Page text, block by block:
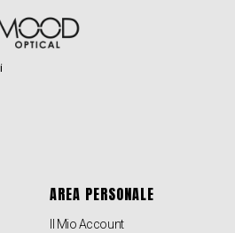
AREA PERSONALE
Il Mio Account